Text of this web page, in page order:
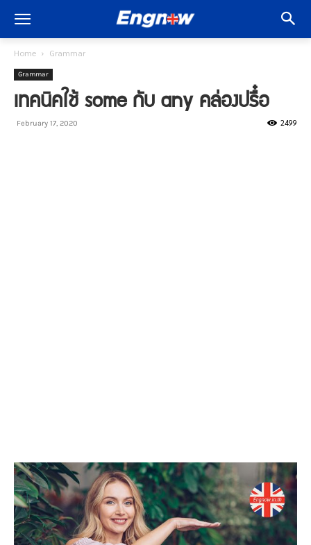
Home Grammar
Grammar
เทคนิคใช้ some กับ any คล่องปรื๋อ
February 17, 2020 2499